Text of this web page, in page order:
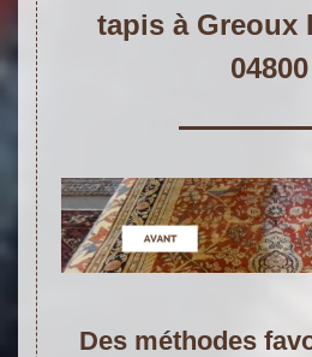
tapis à Greoux
04800
Des méthodes